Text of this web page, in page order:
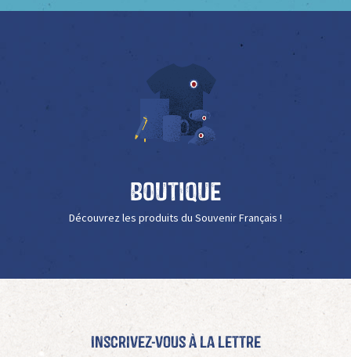
Boutique
Découvrez les produits du Souvenir Français !
Inscrivez-vous à La Lettre